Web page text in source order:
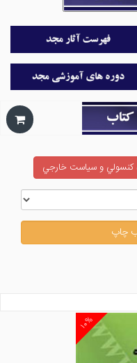
كنسولي و سياست خارجي
چاپ
۱۰%